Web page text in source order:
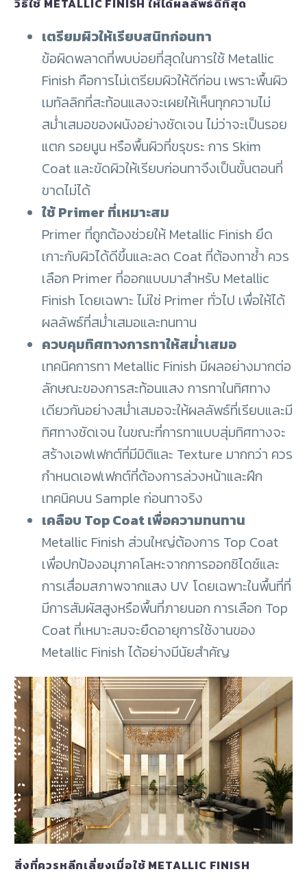
เตรียมผิวให้เรียบสนิทก่อนทา
ข้อผิดพลาดที่พบบ่อยที่สุดในการใช้ Metallic
Finish คือการไม่เตรียมผิวให้ดีก่อน เพราะพื้นผิว
เมทัลลิกที่สะท้อนแสงจะเผยให้เห็นทุกความไม่
สม่ำเสมอของผนังอย่างชัดเจน ไม่ว่าจะเป็นรอย
แตก รอยนูน หรือพื้นผิวที่ขรุขระ การ Skim
Coat และขัดผิวให้เรียบก่อนทาจึงเป็นขั้นตอนที่
ขาดไม่ได้
ใช้ Primer ที่เหมาะสม
Primer ที่ถูกต้องช่วยให้ Metallic Finish ยึด
เกาะกับผิวได้ดีขึ้นและลด Coat ที่ต้องทาซ้ำ ควร
เลือก Primer ที่ออกแบบมาสำหรับ Metallic
Finish โดยเฉพาะ ไม่ใช่ Primer ทั่วไป เพื่อให้ได้
ผลลัพธ์ที่สม่ำเสมอและทนทาน
ควบคุมทิศทางการทาให้สม่ำเสมอ
เทคนิคการทา Metallic Finish มีผลอย่างมากต่อ
ลักษณะของการสะท้อนแสง การทาในทิศทาง
เดียวกันอย่างสม่ำเสมอจะให้ผลลัพธ์ที่เรียบและมี
ทิศทางชัดเจน ในขณะที่การทาแบบสุ่มทิศทางจะ
สร้างเอฟเฟกต์ที่มีมิติและ Texture มากกว่า ควร
กำหนดเอฟเฟกต์ที่ต้องการล่วงหน้าและฝึก
เทคนิคบน Sample ก่อนทาจริง
เคลือบ Top Coat เพื่อความทนทาน
Metallic Finish ส่วนใหญ่ต้องการ Top Coat
เพื่อปกป้องอนุภาคโลหะจากการออกซิไดซ์และ
การเสื่อมสภาพจากแสง UV โดยเฉพาะในพื้นที่ที่
มีการสัมผัสสูงหรือพื้นที่ภายนอก การเลือก Top
Coat ที่เหมาะสมจะยืดอายุการใช้งานของ
Metallic Finish ได้อย่างมีนัยสำคัญ
สิ่งที่ควรหลีกเลี่ยงเมื่อใช้ METALLIC FINISH